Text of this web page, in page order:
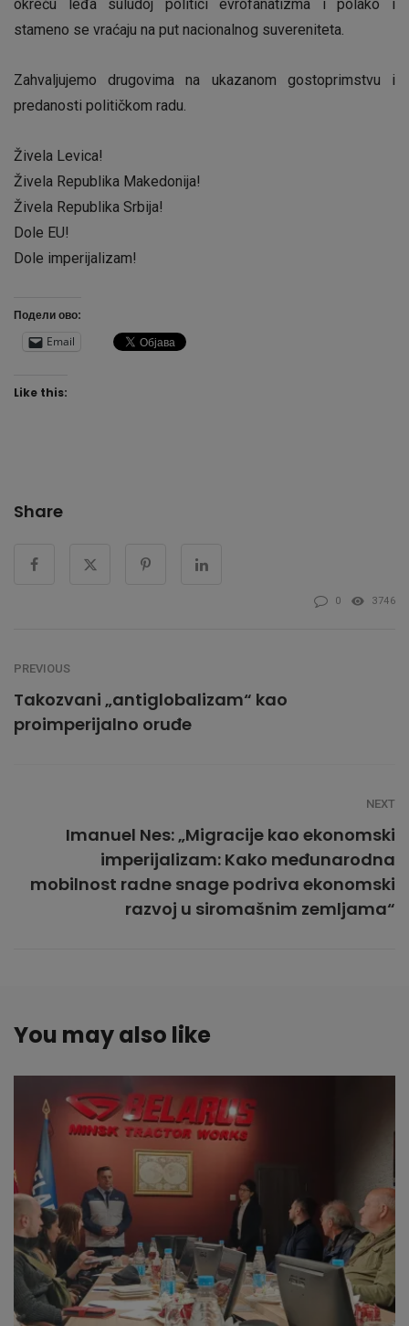
okreću leđa suludoj politici evrofanatizma i polako i
stameno se vraćaju na put nacionalnog suvereniteta.
Zahvaljujemo drugovima na ukazanom gostoprimstvu i
predanosti političkom radu.
Živela Levica!
Živela Republika Makedonija!
Živela Republika Srbija!
Dole EU!
Dole imperijalizam!
Подели ово:
Email
Like this:
Share
0 3746
PREVIOUS
Takozvani „antiglobalizam“ kao
proimperijalno oruđe
NEXT
Imanuel Nes: „Migracije kao ekonomski
imperijalizam: Kako međunarodna
mobilnost radne snage podriva ekonomski
razvoj u siromašnim zemljama“
You may also like